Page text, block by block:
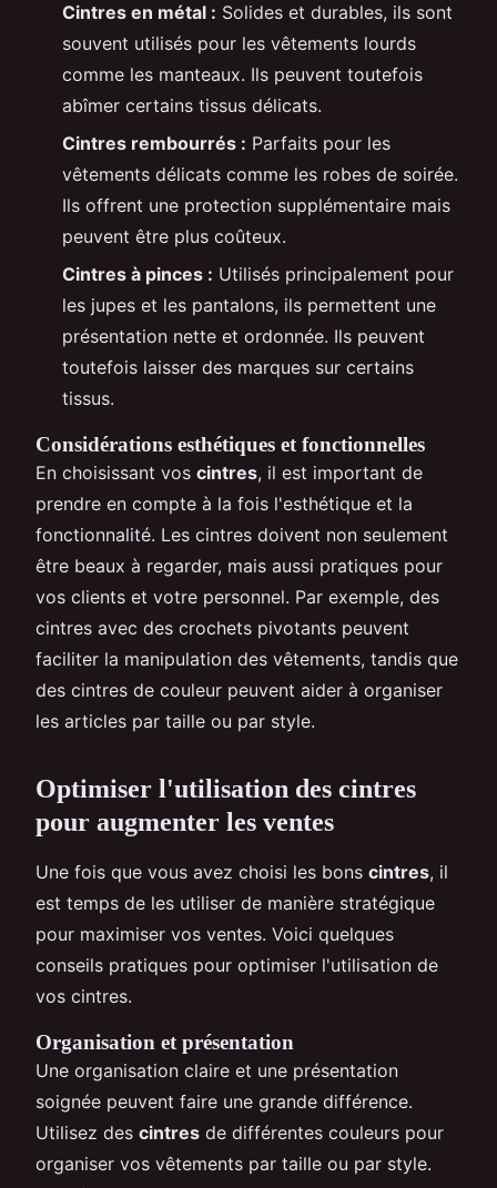
Cintres en métal : Solides et durables, ils sont
souvent utilisés pour les vêtements lourds
comme les manteaux. Ils peuvent toutefois
abîmer certains tissus délicats.
Cintres rembourrés : Parfaits pour les
vêtements délicats comme les robes de soirée.
Ils offrent une protection supplémentaire mais
peuvent être plus coûteux.
Cintres à pinces : Utilisés principalement pour
les jupes et les pantalons, ils permettent une
présentation nette et ordonnée. Ils peuvent
toutefois laisser des marques sur certains
tissus.
Considérations esthétiques et fonctionnelles
En choisissant vos cintres, il est important de
prendre en compte à la fois l'esthétique et la
fonctionnalité. Les cintres doivent non seulement
être beaux à regarder, mais aussi pratiques pour
vos clients et votre personnel. Par exemple, des
cintres avec des crochets pivotants peuvent
faciliter la manipulation des vêtements, tandis que
des cintres de couleur peuvent aider à organiser
les articles par taille ou par style.
Optimiser l'utilisation des cintres
pour augmenter les ventes
Une fois que vous avez choisi les bons cintres, il
est temps de les utiliser de manière stratégique
pour maximiser vos ventes. Voici quelques
conseils pratiques pour optimiser l'utilisation de
vos cintres.
Organisation et présentation
Une organisation claire et une présentation
soignée peuvent faire une grande différence.
Utilisez des cintres de différentes couleurs pour
organiser vos vêtements par taille ou par style.